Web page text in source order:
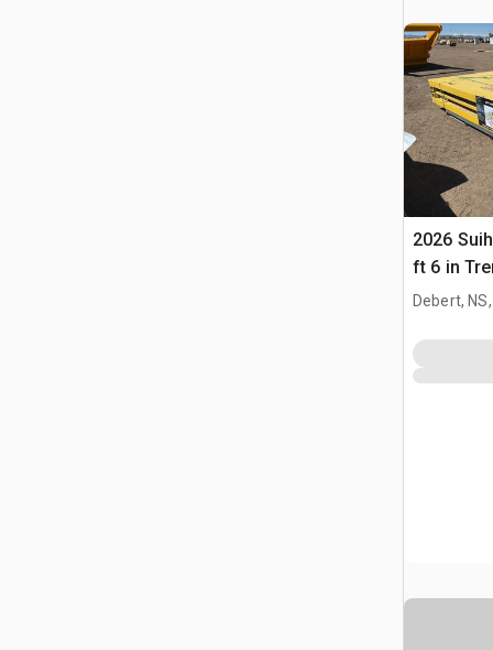
2026
ft 6 in
(Unused)
Debert,